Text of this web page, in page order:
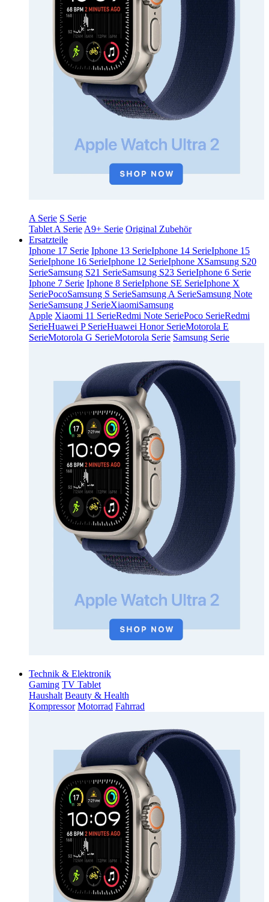
A Serie S Serie
Tablet A Serie A9+ Serie Original Zubehör
Ersatzteile
Iphone 17 Serie Iphone 13 SerieIphone 14 SerieIphone 15
SerieIphone 16 SerieIphone 12 SerieIphone XSamsung S20
SerieSamsung S21 SerieSamsung S23 SerieIphone 6 Serie
Iphone 7 Serie Iphone 8 SerieIphone SE SerieIphone X
SeriePocoSamsung S SerieSamsung A SerieSamsung Note
SerieSamsung J SerieXiaomiSamsung
Apple Xiaomi 11 SerieRedmi Note SeriePoco SerieRedmi
SerieHuawei P SerieHuawei Honor SerieMotorola E
SerieMotorola G SerieMotorola Serie Samsung Serie
Technik & Elektronik
Gaming TV Tablet
Haushalt Beauty & Health
Kompressor Motorrad Fahrrad